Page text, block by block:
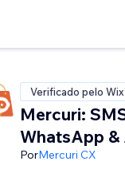
Verificado pelo Wix
Mercuri:
WhatsApp &
PorMercuri CX